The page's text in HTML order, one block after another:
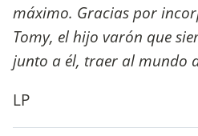
máximo. Gracias por
Tomy, el hijo varón que
junto a él, traer al mundo
LP